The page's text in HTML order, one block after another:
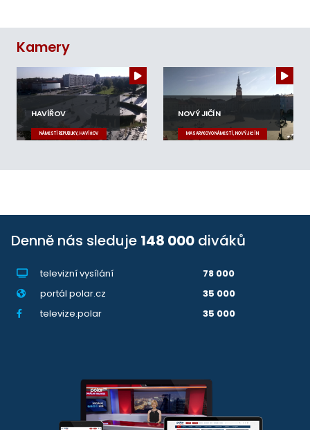
Kamery
HAVÍŘOV
NÁMĚSTÍ REPUBLIKY, HAVÍŘOV
NOVÝ JIČÍN
MASARYKOVO NÁMĚSTÍ, NOVÝ JIČÍN
Denně nás sleduje 148 000 diváků
televizní vysílání
78 000
portál polar.cz
35 000
televize.polar
35 000